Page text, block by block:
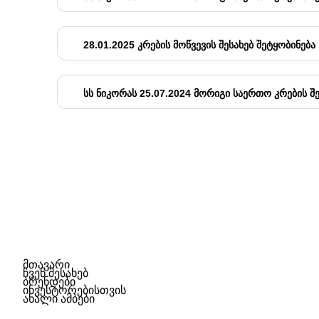
28.01.2025 ᲙᲠᲔᲑᲘᲡ ᲛᲝᲬᲕᲔᲕᲘᲡ ᲨᲔᲡᲐᲮᲔᲑ ᲨᲔᲢᲧᲝᲑᲘᲜᲔᲑᲐ
ᲡᲡ ᲜᲘᲙᲝᲠᲐᲡ 25.07.2024 ᲛᲝᲠᲘᲒᲘ ᲡᲐᲔᲠᲗᲝ ᲙᲠᲔᲑᲘᲡ
მთავარი
ჩვენ შესახებ
ბრენდები
ინვესტორებისთვის
ახალი ამბები